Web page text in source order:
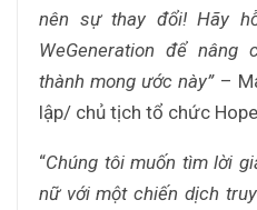
nên sự thay đổi! Hãy
WeGeneration để
thành mong ước này” –
lập/ chủ tịch tổ chức
“Chúng tôi muốn tìm lời
nữ với một chiến dịch